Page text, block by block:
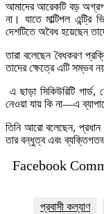
আমাদের আরেকটি বড়
না। যাতে মাল্টিপল এন্ট্রি
দেশটিতে অবৈধ হয়েছেন
তারা বলেছেন বৈধকরণ
তাদের ক্ষেত্রে এটি সম্ভব
এ ছাড়া সিকিউরিটি গার্ড,
নেওয়া যায় কি না—এ
তিনি আরো বলেছেন, প্রধান
তার বন্ধুত্ব এবং
Facebook
প্রবাসী কল্যাণ